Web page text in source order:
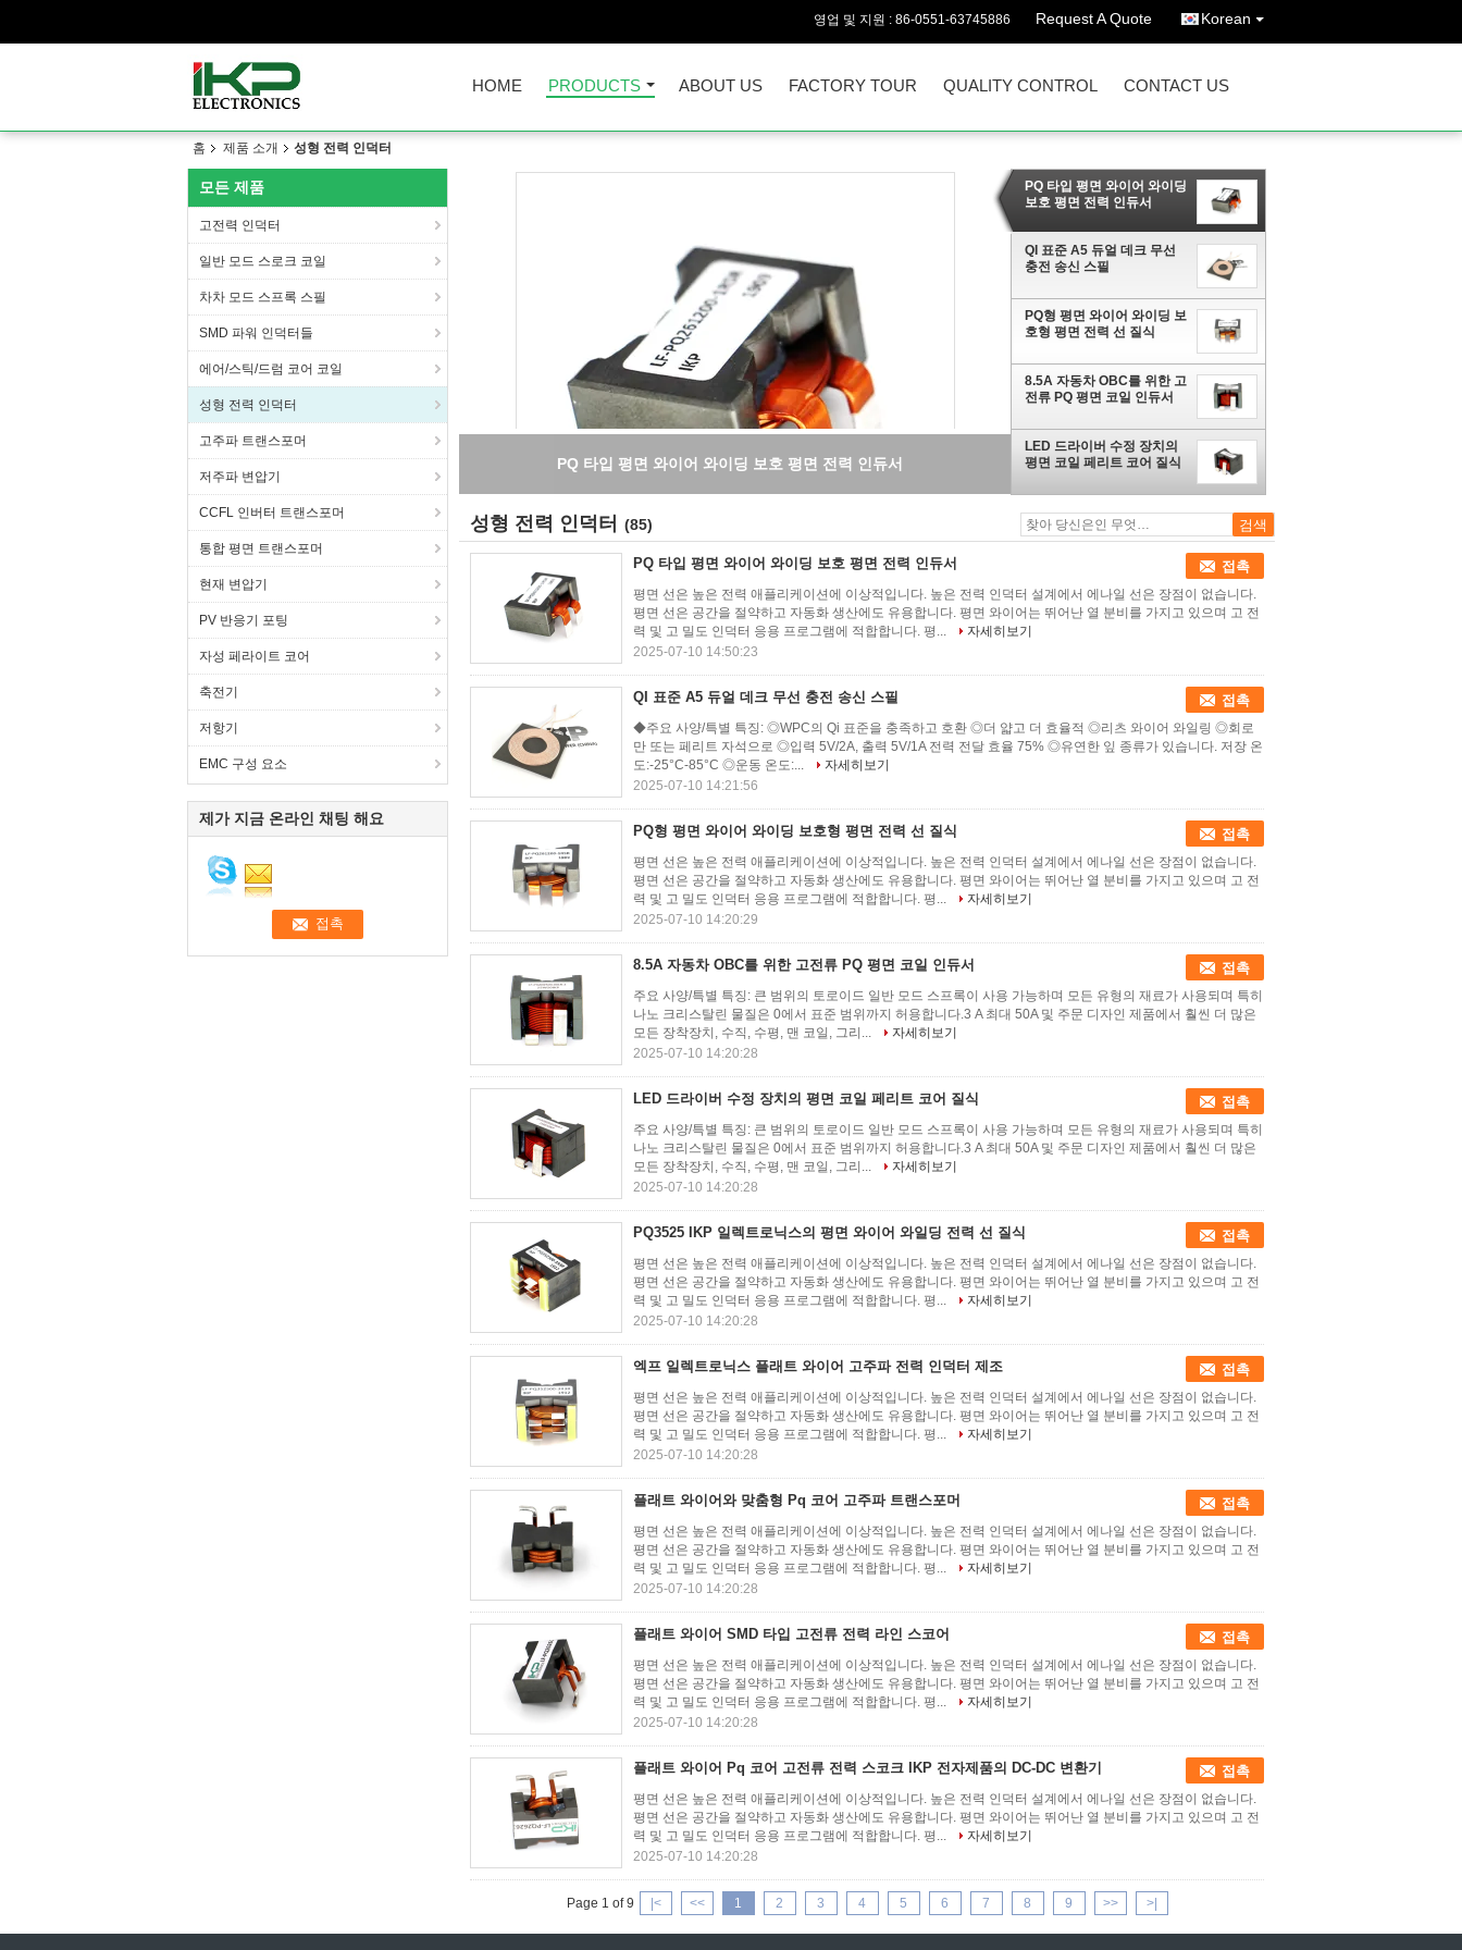
영업 및 지원 : 86-0551-63745886 Request A Quote Korean
HOME PRODUCTS ABOUT US FACTORY TOUR QUALITY CONTROL CONTACT US
홈 제품 소개 성형 전력 인덕터
모든 제품
고전력 인덕터
일반 모드 스로크 코일
차차 모드 스프록 스필
SMD 파워 인덕터들
에어/스틱/드럼 코어 코일
성형 전력 인덕터
고주파 트랜스포머
저주파 변압기
CCFL 인버터 트랜스포머
통합 평면 트랜스포머
현재 변압기
PV 반응기 포팅
자성 페라이트 코어
축전기
저항기
EMC 구성 요소
제가 지금 온라인 채팅 해요
PQ 타입 평면 와이어 와이딩 보호 평면 전력 인듀서
PQ 타입 평면 와이어 와이딩
보호 평면 전력 인듀서
QI 표준 A5 듀얼 데크 무선
충전 송신 스필
PQ형 평면 와이어 와이딩 보
호형 평면 전력 선 질식
8.5A 자동차 OBC를 위한 고
전류 PQ 평면 코일 인듀서
LED 드라이버 수정 장치의
평면 코일 페리트 코어 질식
성형 전력 인덕터 (85)
PQ 타입 평면 와이어 와이딩 보호 평면 전력 인듀서 접촉
평면 선은 높은 전력 애플리케이션에 이상적입니다. 높은 전력 인덕터 설계에서 에나일 선은 장점이 없습니다.
평면 선은 공간을 절약하고 자동화 생산에도 유용합니다. 평면 와이어는 뛰어난 열 분비를 가지고 있으며 고 전
력 및 고 밀도 인덕터 응용 프로그램에 적합합니다. 평...
자세히보기
2025-07-10 14:50:23
QI 표준 A5 듀얼 데크 무선 충전 송신 스필 접촉
◆주요 사양/특별 특징: ◎WPC의 Qi 표준을 충족하고 호환 ◎더 얇고 더 효율적 ◎리츠 와이어 와일링 ◎회로
만 또는 페리트 자석으로 ◎입력 5V/2A, 출력 5V/1A 전력 전달 효율 75% ◎유연한 잎 종류가 있습니다. 저장 온
도:-25°C-85°C ◎운동 온도:...
자세히보기
2025-07-10 14:21:56
PQ형 평면 와이어 와이딩 보호형 평면 전력 선 질식 접촉
평면 선은 높은 전력 애플리케이션에 이상적입니다. 높은 전력 인덕터 설계에서 에나일 선은 장점이 없습니다.
평면 선은 공간을 절약하고 자동화 생산에도 유용합니다. 평면 와이어는 뛰어난 열 분비를 가지고 있으며 고 전
력 및 고 밀도 인덕터 응용 프로그램에 적합합니다. 평...
자세히보기
2025-07-10 14:20:29
8.5A 자동차 OBC를 위한 고전류 PQ 평면 코일 인듀서 접촉
주요 사양/특별 특징: 큰 범위의 토로이드 일반 모드 스프록이 사용 가능하며 모든 유형의 재료가 사용되며 특히
나노 크리스탈린 물질은 0에서 표준 범위까지 허용합니다.3 A 최대 50A 및 주문 디자인 제품에서 훨씬 더 많은
모든 장착장치, 수직, 수평, 맨 코일, 그리...
자세히보기
2025-07-10 14:20:28
LED 드라이버 수정 장치의 평면 코일 페리트 코어 질식 접촉
주요 사양/특별 특징: 큰 범위의 토로이드 일반 모드 스프록이 사용 가능하며 모든 유형의 재료가 사용되며 특히
나노 크리스탈린 물질은 0에서 표준 범위까지 허용합니다.3 A 최대 50A 및 주문 디자인 제품에서 훨씬 더 많은
모든 장착장치, 수직, 수평, 맨 코일, 그리...
자세히보기
2025-07-10 14:20:28
PQ3525 IKP 일렉트로닉스의 평면 와이어 와일딩 전력 선 질식 접촉
평면 선은 높은 전력 애플리케이션에 이상적입니다. 높은 전력 인덕터 설계에서 에나일 선은 장점이 없습니다.
평면 선은 공간을 절약하고 자동화 생산에도 유용합니다. 평면 와이어는 뛰어난 열 분비를 가지고 있으며 고 전
력 및 고 밀도 인덕터 응용 프로그램에 적합합니다. 평...
자세히보기
2025-07-10 14:20:28
엑프 일렉트로닉스 플래트 와이어 고주파 전력 인덕터 제조 접촉
평면 선은 높은 전력 애플리케이션에 이상적입니다. 높은 전력 인덕터 설계에서 에나일 선은 장점이 없습니다.
평면 선은 공간을 절약하고 자동화 생산에도 유용합니다. 평면 와이어는 뛰어난 열 분비를 가지고 있으며 고 전
력 및 고 밀도 인덕터 응용 프로그램에 적합합니다. 평...
자세히보기
2025-07-10 14:20:28
플래트 와이어와 맞춤형 Pq 코어 고주파 트랜스포머 접촉
평면 선은 높은 전력 애플리케이션에 이상적입니다. 높은 전력 인덕터 설계에서 에나일 선은 장점이 없습니다.
평면 선은 공간을 절약하고 자동화 생산에도 유용합니다. 평면 와이어는 뛰어난 열 분비를 가지고 있으며 고 전
력 및 고 밀도 인덕터 응용 프로그램에 적합합니다. 평...
자세히보기
2025-07-10 14:20:28
플래트 와이어 SMD 타입 고전류 전력 라인 스코어 접촉
평면 선은 높은 전력 애플리케이션에 이상적입니다. 높은 전력 인덕터 설계에서 에나일 선은 장점이 없습니다.
평면 선은 공간을 절약하고 자동화 생산에도 유용합니다. 평면 와이어는 뛰어난 열 분비를 가지고 있으며 고 전
력 및 고 밀도 인덕터 응용 프로그램에 적합합니다. 평...
자세히보기
2025-07-10 14:20:28
플래트 와이어 Pq 코어 고전류 전력 스코크 IKP 전자제품의 DC-DC 변환기 접촉
평면 선은 높은 전력 애플리케이션에 이상적입니다. 높은 전력 인덕터 설계에서 에나일 선은 장점이 없습니다.
평면 선은 공간을 절약하고 자동화 생산에도 유용합니다. 평면 와이어는 뛰어난 열 분비를 가지고 있으며 고 전
력 및 고 밀도 인덕터 응용 프로그램에 적합합니다. 평...
자세히보기
2025-07-10 14:20:28
Page 1 of 9 |< << 1 2 3 4 5 6 7 8 9 >> >|